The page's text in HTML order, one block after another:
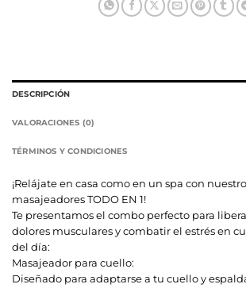
DESCRIPCIÓN
VALORACIONES (0)
TÉRMINOS Y CONDICIONES
¡Relájate en casa como en un spa con
masajeadores TODO EN 1!
Te presentamos el combo perfecto para
dolores musculares y combatir el estrés en
del día:
Masajeador para cuello:
Diseñado para adaptarse a tu cuello y